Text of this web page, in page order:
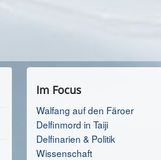
Im Focus
Walfang auf den Färoer
Delfinmord in Taiji
Delfinarien & Politik
Wissenschaft